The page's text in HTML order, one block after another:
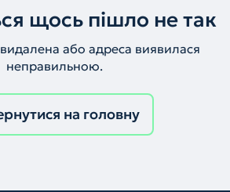
щось пішло не так
або адреса виявилася
неправильною.
на головну